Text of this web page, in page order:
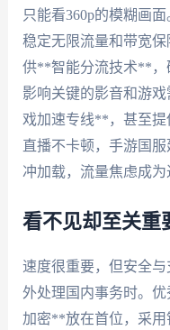
只能看360p的模糊画
稳定无限流量和带宽
供**智能分流技术**，
影响关键的影音和游
戏加速专线**，甚至
直播不卡顿，手游国
冲加载，流量焦虑成为
看不见却至关重
速度很重要，但安全
外处理国内事务时。
加密**放在首位，采